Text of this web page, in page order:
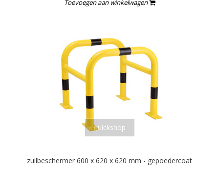
Toevoegen aan winkelwagen
quickshop
zuilbeschermer 600 x 620 x 620 mm - gepoedercoat